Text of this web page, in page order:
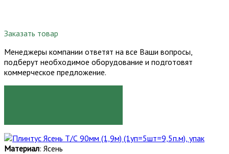
Заказать товар
Менеджеры компании ответят на все Ваши вопросы,
подберут необходимое оборудование и подготовят
коммерческое предложение.
Материал: Ясень